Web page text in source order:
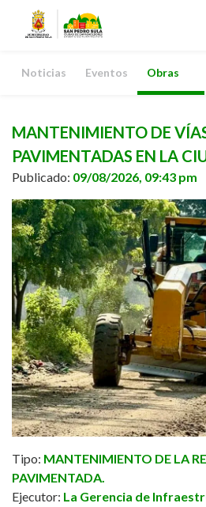
Noticias Eventos Obras
MANTENIMIENTO DE
PAVIMENTADAS EN LA
Publicado: 09/08/2026, 09:43 pm
Tipo: MANTENIMIENTO DE LA
PAVIMENTADA.
Ejecutor: La Gerencia de